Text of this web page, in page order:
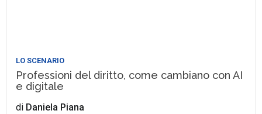
LO SCENARIO
Professioni del diritto, come cambiano con AI
e digitale
di Daniela Piana